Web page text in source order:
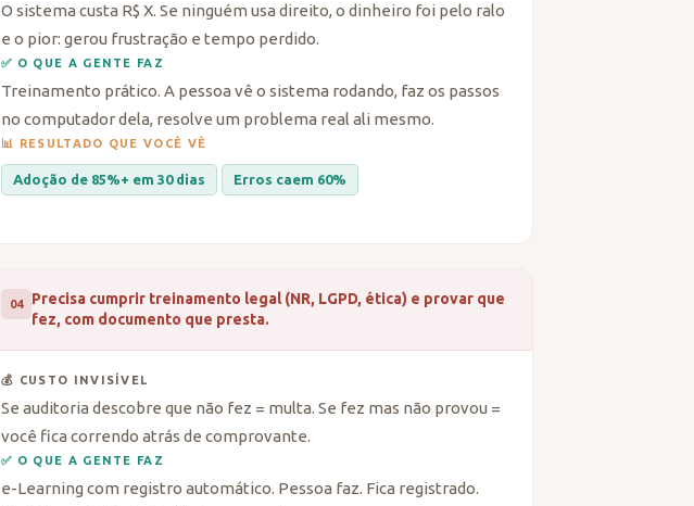
O sistema custa R$ X. Se ninguém usa direito, o dinheiro foi pelo ralo
e o pior: gerou frustração e tempo perdido.
✅ O QUE A GENTE FAZ
Treinamento prático. A pessoa vê o sistema rodando, faz os passos
no computador dela, resolve um problema real ali mesmo.
📊 RESULTADO QUE VOCÊ VÊ
Adoção de 85%+ em 30 dias Erros caem 60%
04
Precisa cumprir treinamento legal (NR, LGPD, ética) e provar que
fez, com documento que presta.
💰 CUSTO INVISÍVEL
Se auditoria descobre que não fez = multa. Se fez mas não provou =
você fica correndo atrás de comprovante.
✅ O QUE A GENTE FAZ
e-Learning com registro automático. Pessoa faz. Fica registrado.